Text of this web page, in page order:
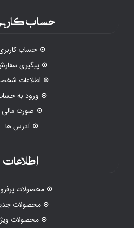
حساب
حساب
پیگیری
اطلاعات
ورود به
صورت مالی
آدرس ها
اطلاعات
محصولات
محصولات
محصولات